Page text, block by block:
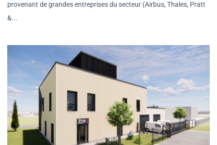
provenant de grandes entreprises du secteur (Airbus, Thales, Pratt
&...